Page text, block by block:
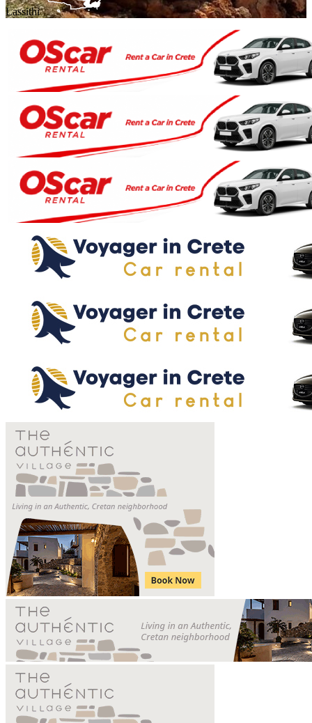
Lassithi